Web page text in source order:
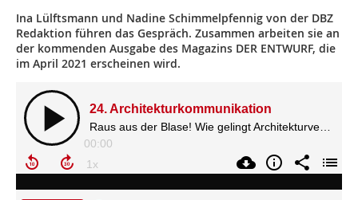
Ina Lülftsmann und Nadine Schimmelpfennig von der DBZ
Redaktion führen das Gespräch. Zusammen arbeiten sie an
der kommenden Ausgabe des Magazins DER ENTWURF, die
im April 2021 erscheinen wird.